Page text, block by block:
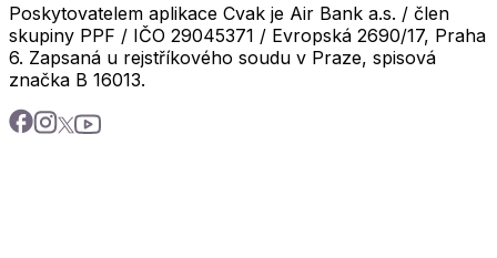
Poskytovatelem aplikace Cvak je Air Bank a.s. / člen
skupiny PPF / IČO 29045371 / Evropská 2690/17, Praha
6. Zapsaná u rejstříkového soudu v Praze, spisová
značka B 16013.